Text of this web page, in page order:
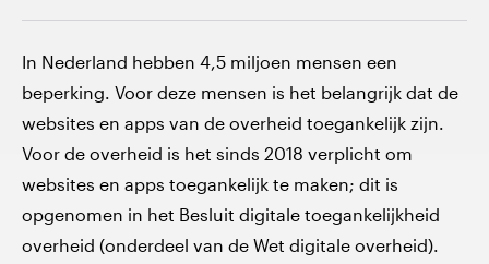
In Nederland hebben 4,5 miljoen mensen een
beperking. Voor deze mensen is het belangrijk dat de
websites en apps van de overheid toegankelijk zijn.
Voor de overheid is het sinds 2018 verplicht om
websites en apps toegankelijk te maken; dit is
opgenomen in het Besluit digitale toegankelijkheid
overheid (onderdeel van de Wet digitale overheid).